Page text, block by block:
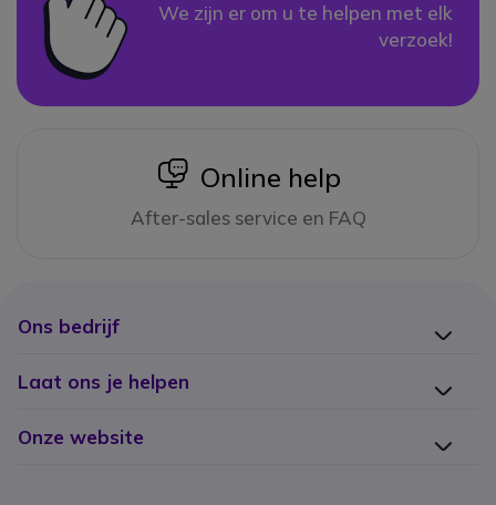
We zijn er om u te helpen met elk
verzoek!
icon
Online help
After-sales service en FAQ
Ons bedrijf
Laat ons je helpen
Onze website